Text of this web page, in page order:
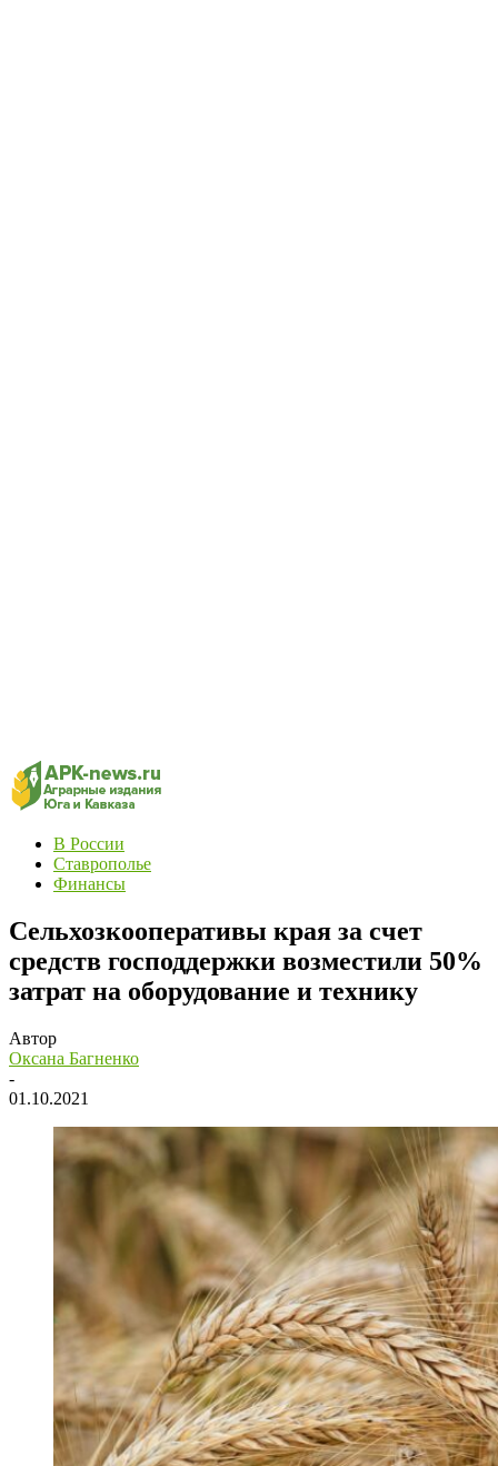
В России
Ставрополье
Финансы
Сельхозкооперативы края за счет
средств господдержки возместили 50%
затрат на оборудование и технику
Автор
Оксана Багненко
-
01.10.2021